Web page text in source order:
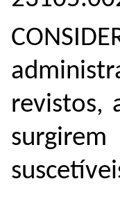
revistos,